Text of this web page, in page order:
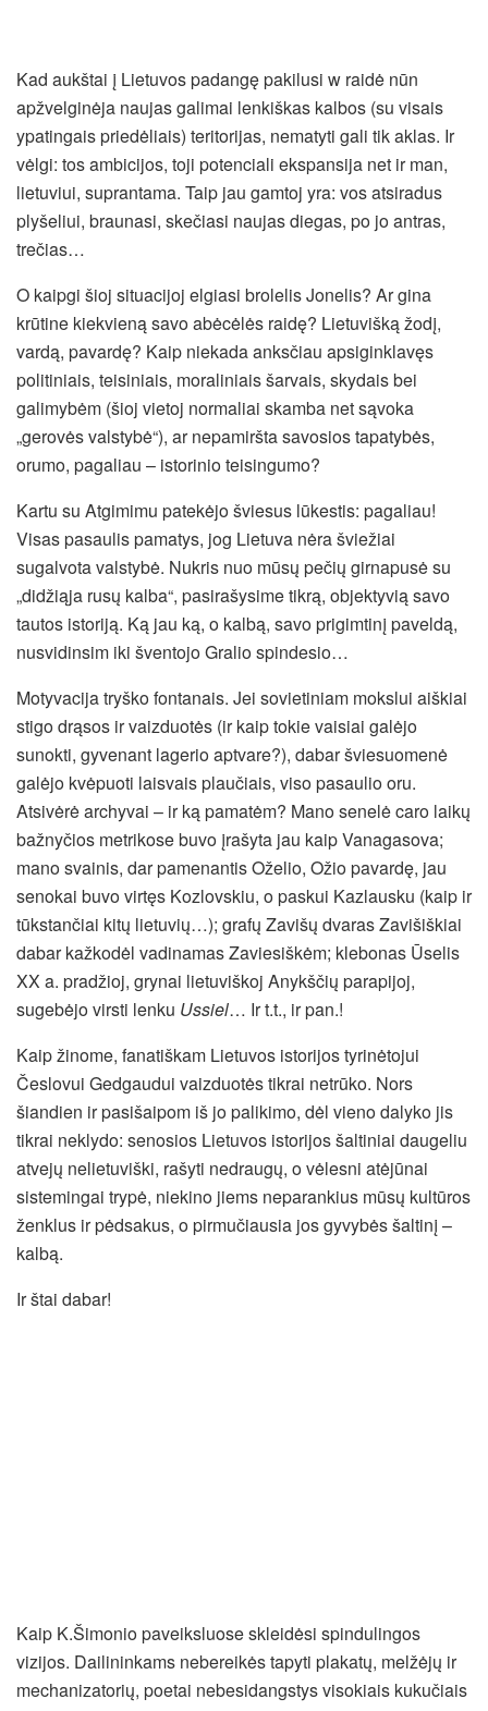
Kad aukštai į Lietuvos padangę pakilusi w raidė nūn
apžvelginėja naujas galimai lenkiškas kalbos (su visais
ypatingais priedėliais) teritorijas, nematyti gali tik aklas. Ir
vėlgi: tos ambicijos, toji potenciali ekspansija net ir man,
lietuviui, suprantama. Taip jau gamtoj yra: vos atsiradus
plyšeliui, braunasi, skečiasi naujas diegas, po jo antras,
trečias…
O kaipgi šioj situacijoj elgiasi brolelis Jonelis? Ar gina
krūtine kiekvieną savo abėcėlės raidę? Lietuvišką žodį,
vardą, pavardę? Kaip niekada anksčiau apsiginklavęs
politiniais, teisiniais, moraliniais šarvais, skydais bei
galimybėm (šioj vietoj normaliai skamba net sąvoka
„gerovės valstybė“), ar nepamiršta savosios tapatybės,
orumo, pagaliau – istorinio teisingumo?
Kartu su Atgimimu patekėjo šviesus lūkestis: pagaliau!
Visas pasaulis pamatys, jog Lietuva nėra šviežiai
sugalvota valstybė. Nukris nuo mūsų pečių girnapusė su
„didžiąja rusų kalba“, pasirašysime tikrą, objektyvią savo
tautos istoriją. Ką jau ką, o kalbą, savo prigimtinį paveldą,
nusvidinsim iki šventojo Gralio spindesio…
Motyvacija tryško fontanais. Jei sovietiniam mokslui aiškiai
stigo drąsos ir vaizduotės (ir kaip tokie vaisiai galėjo
sunokti, gyvenant lagerio aptvare?), dabar šviesuomenė
galėjo kvėpuoti laisvais plaučiais, viso pasaulio oru.
Atsivėrė archyvai – ir ką pamatėm? Mano senelė caro laikų
bažnyčios metrikose buvo įrašyta jau kaip Vanagasova;
mano svainis, dar pamenantis Oželio, Ožio pavardę, jau
senokai buvo virtęs Kozlovskiu, o paskui Kazlausku (kaip ir
tūkstančiai kitų lietuvių…); grafų Zavišų dvaras Zavišiškiai
dabar kažkodėl vadinamas Zaviesiškėm; klebonas Ūselis
XX a. pradžioj, grynai lietuviškoj Anykščių parapijoj,
sugebėjo virsti lenku Ussiel… Ir t.t., ir pan.!
Kaip žinome, fanatiškam Lietuvos istorijos tyrinėtojui
Česlovui Gedgaudui vaizduotės tikrai netrūko. Nors
šiandien ir pasišaipom iš jo palikimo, dėl vieno dalyko jis
tikrai neklydo: senosios Lietuvos istorijos šaltiniai daugeliu
atvejų nelietuviški, rašyti nedraugų, o vėlesni atėjūnai
sistemingai trypė, niekino jiems neparankius mūsų kultūros
ženklus ir pėdsakus, o pirmučiausia jos gyvybės šaltinį –
kalbą.
Ir štai dabar!
Kaip K.Šimonio paveiksluose skleidėsi spindulingos
vizijos. Dailininkams nebereikės tapyti plakatų, melžėjų ir
mechanizatorių, poetai nebesidangstys visokiais kukučiais